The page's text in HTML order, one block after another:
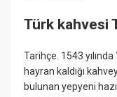
Türk kahvesi
Tarihçe. 1543
hayran kaldığı
bulunan yepyeni